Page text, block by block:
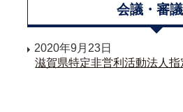
会議・審
2020年9月23日
滋賀県特定非営利活動法人